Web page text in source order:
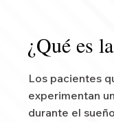
¿Qué es
Los pacientes
experimentan
durante el